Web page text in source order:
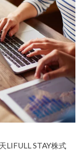
LIFULL STAY株式